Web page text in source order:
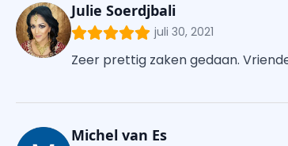
Julie Soerdjbali
juli 30, 2021
Zeer prettig zaken gedaan.
Michel van Es